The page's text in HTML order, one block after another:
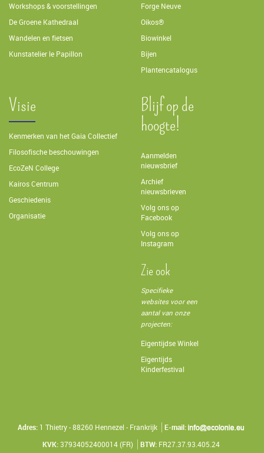
Workshops & voorstellingen
De Groene Kathedraal
Wandelen en fietsen
Kunstatelier le Papillon
Forge Neuve
Oikos®
Biowinkel
Bijen
Plantencatalogus
Visie
Kenmerken van het Gaia Collectief
Filosofische beschouwingen
EcoZeN College
Kairos Centrum
Geschiedenis
Organisatie
Blijf op de
hoogte!
Aanmelden
nieuwsbrief
Archief
nieuwsbrieven
Volg ons op
Facebook
Volg ons op
Instagram
Zie ook
Specifieke
websites voor een
aantal van onze
projecten:
Eigentijdse Winkel
Eigentijds
Kinderfestival
Adres:1 Thietry - 88260 Hennezel - Frankrijk
E-mail:
KVK:37934052400014 (FR) BTW:FR27.37.93.405.24